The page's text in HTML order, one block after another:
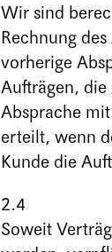
Wir sind
Rechnung
vorherige
Aufträgen,
Absprache
erteilt, wenn
Kunde die
2.4
Soweit